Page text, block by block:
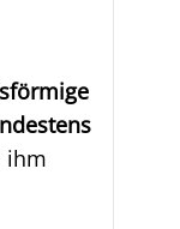
ihm